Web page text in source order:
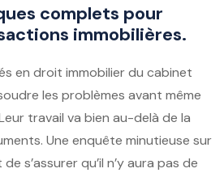
complets pour
immobilières.
en droit immobilier du cabinet
les problèmes avant même
travail va bien au-delà de la
Une enquête minutieuse sur
s’assurer qu’il n’y aura pas de